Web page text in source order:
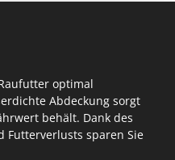
optimal
Abdeckung sorgt
behält. Dank des
Futterverlusts sparen Sie